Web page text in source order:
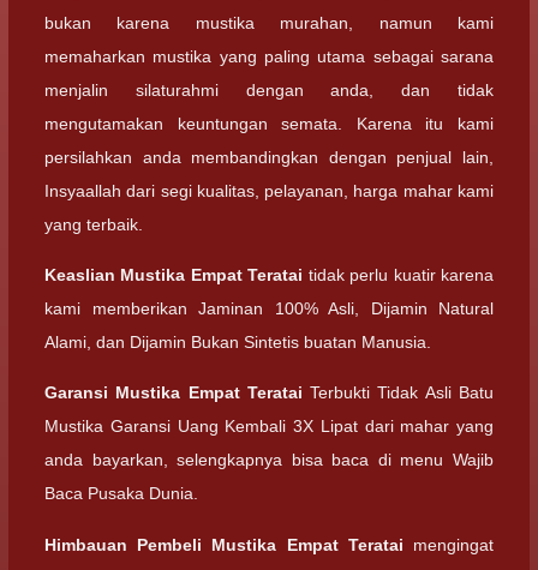
bukan karena mustika murahan, namun kami
memaharkan mustika yang paling utama sebagai sarana
menjalin silaturahmi dengan anda, dan tidak
mengutamakan keuntungan semata. Karena itu kami
persilahkan anda membandingkan dengan penjual lain,
Insyaallah dari segi kualitas, pelayanan, harga mahar kami
yang terbaik.
Keaslian Mustika Empat Teratai tidak perlu kuatir karena
kami memberikan Jaminan 100% Asli, Dijamin Natural
Alami, dan Dijamin Bukan Sintetis buatan Manusia.
Garansi Mustika Empat Teratai Terbukti Tidak Asli Batu
Mustika Garansi Uang Kembali 3X Lipat dari mahar yang
anda bayarkan, selengkapnya bisa baca di menu Wajib
Baca Pusaka Dunia.
Himbauan Pembeli Mustika Empat Teratai mengingat